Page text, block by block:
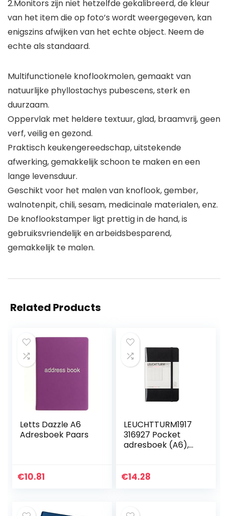
2.Monitors zijn niet hetzelfde gekalibreerd, de kleur
van het item die op foto’s wordt weergegeven, kan
enigszins afwijken van het echte object. Neem de
echte als standaard.
Multifunctionele knoflookmolen, gemaakt van
natuurlijke phyllostachys pubescens, sterk en
duurzaam.
Oppervlak met heldere textuur, glad, braamvrij, geen
verf, veilig en gezond.
Praktisch keukengereedschap, uitstekende
afwerking, gemakkelijk schoon te maken en een
lange levensduur.
Geschikt voor het malen van knoflook, gember,
walnotenpit, chili, sesam, medicinale materialen, enz.
De knoflookstamper ligt prettig in de hand, is
gebruiksvriendelijk en arbeidsbesparend,
gemakkelijk te malen.
Related Products
Letts Dazzle A6
Adresboek Paars
€10.81
LEUCHTTURM1917
316927 Pocket
adresboek (A6),
€14.28